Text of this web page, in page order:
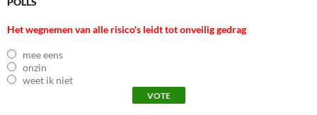
Het wegnemen van alle risico's leidt tot onveilig gedrag
mee eens
onzin
weet ik niet